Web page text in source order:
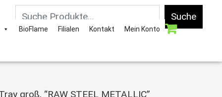
Suche
BioFlame Filialen Kontakt Mein Konto
groß, “RAW STEEL METALLIC”